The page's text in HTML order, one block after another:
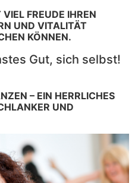
FREUDE IHREN
UND VITALITÄT
KÖNNEN.
Gut, sich selbst!
– EIN HERRLICHES
UND